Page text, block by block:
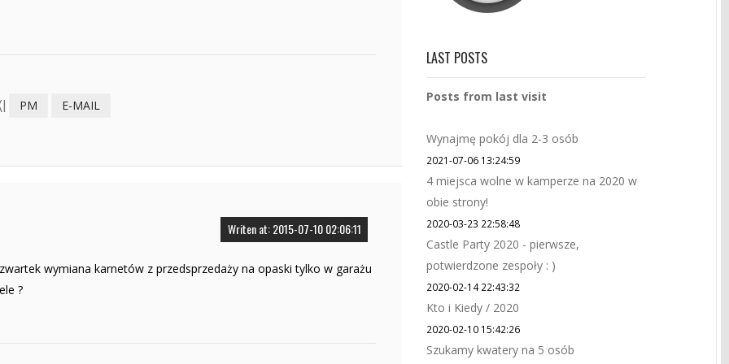
PM E-MAIL
Writen at: 2015-07-10 02:06:11
wymiana karnetów z przedsprzedaży na opaski tylko w garażu
?
LAST POSTS
Posts from last visit
Wynajmę pokój dla 2-3 osób
2021-07-06 13:24:59
4 miejsca wolne w kamperze na 2020 w
obie strony!
2020-03-23 22:58:48
Castle Party 2020 - pierwsze,
potwierdzone zespoły : )
2020-02-14 22:43:32
Kto i Kiedy / 2020
2020-02-10 15:42:26
Szukamy kwatery na 5 osób